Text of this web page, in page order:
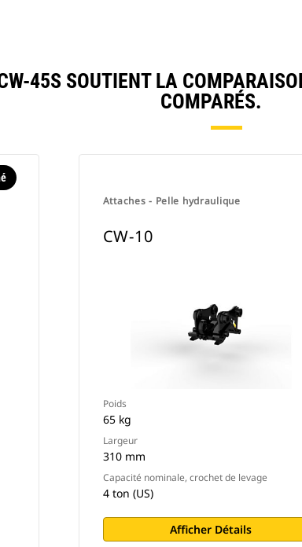
45S SOUTIENT LA
COMPARÉS.
Attaches - Pelle hydraulique
CW-10
Poids
65 kg
Largeur
310 mm
Capacité nominale, crochet de levage
4 ton (US)
Afficher Détails